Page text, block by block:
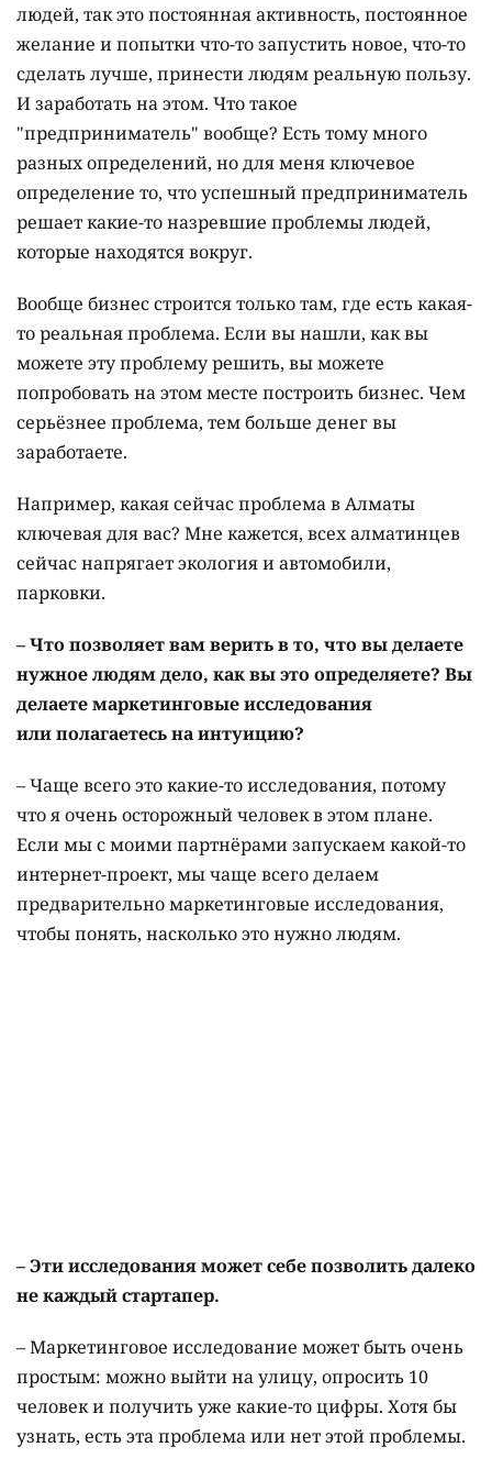
людей, так это постоянная активность, постоянное
желание и попытки что-то запустить новое, что-то
сделать лучше, принести людям реальную пользу.
И заработать на этом. Что такое
"предприниматель" вообще? Есть тому много
разных определений, но для меня ключевое
определение то, что успешный предприниматель
решает какие-то назревшие проблемы людей,
которые находятся вокруг.
Вообще бизнес строится только там, где есть какая-
то реальная проблема. Если вы нашли, как вы
можете эту проблему решить, вы можете
попробовать на этом месте построить бизнес. Чем
серьёзнее проблема, тем больше денег вы
заработаете.
Например, какая сейчас проблема в Алматы
ключевая для вас? Мне кажется, всех алматинцев
сейчас напрягает экология и автомобили,
парковки.
–Что позволяетвамверитьвто, что выделаете
нужноелюдям дело, каквыэто определяете? Вы
делаетемаркетинговыеисследования
илиполагаетесьнаинтуицию?
– Чаще всего это какие-то исследования, потому
что я очень осторожный человек в этом плане.
Если мы с моими партнёрами запускаем какой-то
интернет-проект, мы чаще всего делаем
предварительно маркетинговые исследования,
чтобы понять, насколько это нужно людям.
–Эти исследованияможетсебепозволитьдалеко
некаждыйстартапер.
– Маркетинговое исследование может быть очень
простым: можно выйти на улицу, опросить 10
человек и получить уже какие-то цифры. Хотя бы
узнать, есть эта проблема или нет этой проблемы.